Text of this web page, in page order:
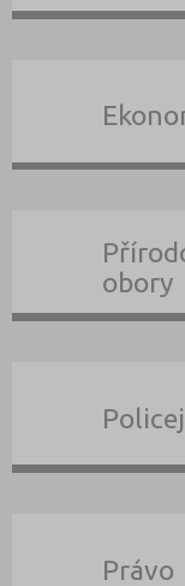
obory
Právo